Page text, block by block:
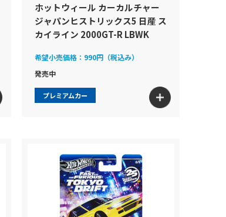
ホットウィール カーカルチャー
ジャパンヒストリックス5 日産 ス
カイライン 2000GT-R LBWK
希望小売価格： 990円（税込み）
発売中
プレミアムカー